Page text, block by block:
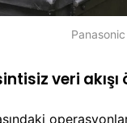
veri akışı